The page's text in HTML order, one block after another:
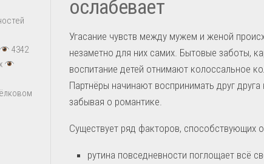
ослабевает
Угасание чувств между мужем и женой
незаметно для них самих. Бытовые заботы,
воспитание детей отнимают колоссальное
Партнёры начинают воспринимать друг
забывая о романтике.
Существует ряд факторов, способствующих
рутина повседневности поглощает всё
4342